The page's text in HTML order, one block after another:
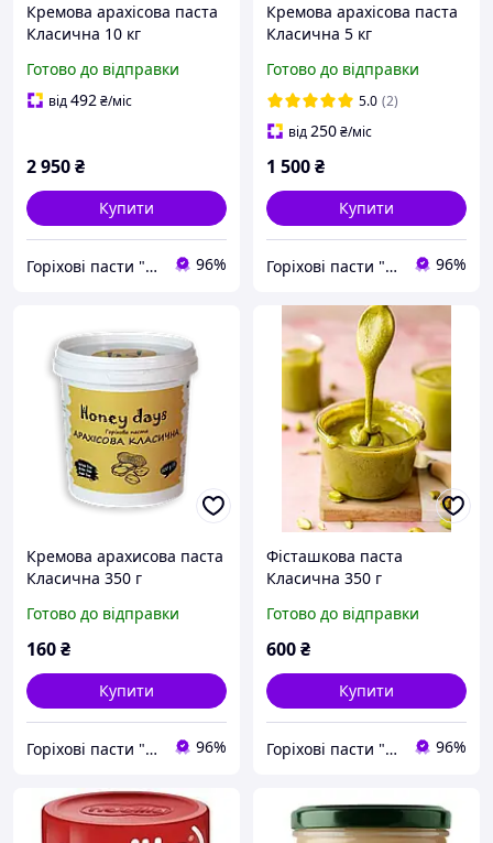
Кремова арахісова паста
Класична 10 кг
Готово до відправки
від492₴/міс
2 950₴
Купити
Горіхові пасти "Honey Days" 96%
Кремова арахісова паста
Класична 5 кг
Готово до відправки
5.0 (2)
від250₴/міс
1 500₴
Купити
Горіхові пасти "Honey Days" 96%
Кремова арахисова паста
Класична 350 г
Готово до відправки
160₴
Купити
Горіхові пасти "Honey Days" 96%
Фісташкова паста
Класична 350 г
Готово до відправки
600₴
Купити
Горіхові пасти "Honey Days" 96%